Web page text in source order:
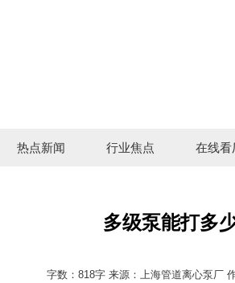
热点新闻 行业焦点 在线看
多级泵能打多
字数：818字 来源：上海管道离心泵厂